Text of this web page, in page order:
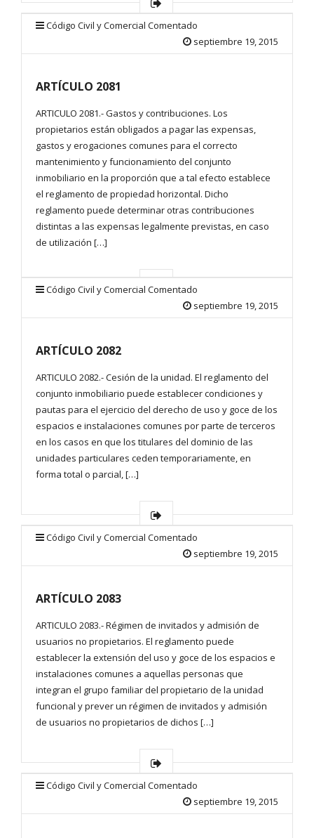
Código Civil y Comercial Comentado
septiembre 19, 2015
ARTÍCULO 2081
ARTICULO 2081.- Gastos y contribuciones. Los
propietarios están obligados a pagar las expensas,
gastos y erogaciones comunes para el correcto
mantenimiento y funcionamiento del conjunto
inmobiliario en la proporción que a tal efecto establece
el reglamento de propiedad horizontal. Dicho
reglamento puede determinar otras contribuciones
distintas a las expensas legalmente previstas, en caso
de utilización […]
Código Civil y Comercial Comentado
septiembre 19, 2015
ARTÍCULO 2082
ARTICULO 2082.- Cesión de la unidad. El reglamento del
conjunto inmobiliario puede establecer condiciones y
pautas para el ejercicio del derecho de uso y goce de los
espacios e instalaciones comunes por parte de terceros
en los casos en que los titulares del dominio de las
unidades particulares ceden temporariamente, en
forma total o parcial, […]
Código Civil y Comercial Comentado
septiembre 19, 2015
ARTÍCULO 2083
ARTICULO 2083.- Régimen de invitados y admisión de
usuarios no propietarios. El reglamento puede
establecer la extensión del uso y goce de los espacios e
instalaciones comunes a aquellas personas que
integran el grupo familiar del propietario de la unidad
funcional y prever un régimen de invitados y admisión
de usuarios no propietarios de dichos […]
Código Civil y Comercial Comentado
septiembre 19, 2015